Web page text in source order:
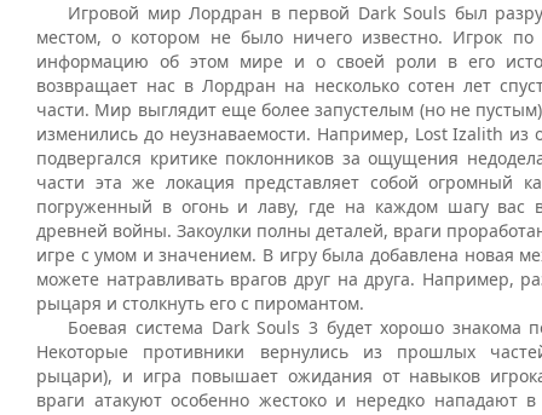
Игровой мир Лордран в первой Dark Souls был
местом, о котором не было ничего известно. Игрок по
информацию об этом мире и о своей роли в его
возвращает нас в Лордран на несколько сотен лет
части. Мир выглядит еще более запустелым (но не
изменились до неузнаваемости. Например, Lost Izalith из
подвергался критике поклонников за ощущения
части эта же локация представляет собой огромный
погруженный в огонь и лаву, где на каждом шагу вас
древней войны. Закоулки полны деталей, враги
игре с умом и значением. В игру была добавлена новая
можете натравливать врагов друг на друга. Например,
рыцаря и столкнуть его с пиромантом.
Боевая система Dark Souls 3 будет хорошо знакома
Некоторые противники вернулись из прошлых
рыцари), и игра повышает ожидания от навыков
враги атакуют особенно жестоко и нередко нападают